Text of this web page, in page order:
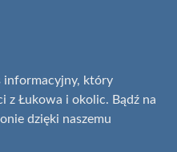
informacyjny, który
z Łukowa i okolic. Bądź na
dzięki naszemu